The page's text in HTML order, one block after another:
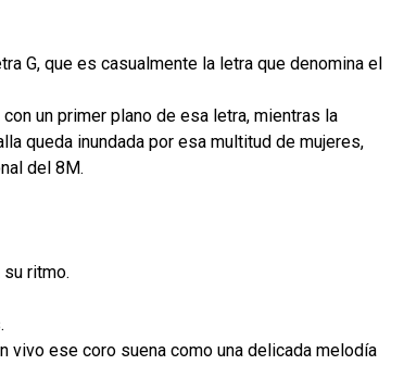
G, que es casualmente la letra que denomina el
un primer plano de esa letra, mientras la
queda inundada por esa multitud de mujeres,
del 8M.
ritmo.
vivo ese coro suena como una delicada melodía